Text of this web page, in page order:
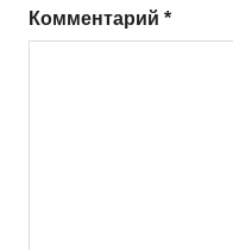
Комментарий *